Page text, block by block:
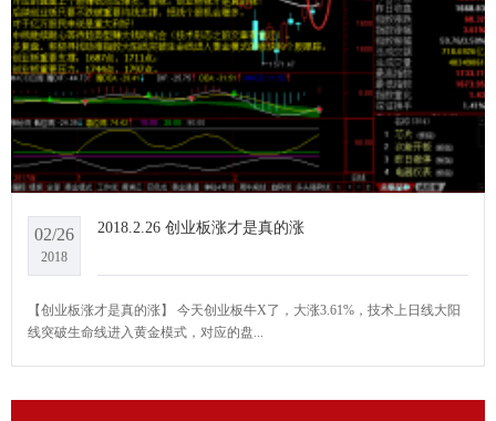
02/26
2018
2018.2.26 创业板涨才是真的涨
【创业板涨才是真的涨】 今天创业板牛X了，大涨3.61%，技术上日线大阳
线突破生命线进入黄金模式，对应的盘...